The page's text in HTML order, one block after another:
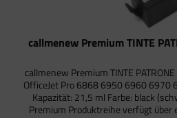
callmenew Premium TINTE
callmenew Premium TINTE
OfficeJet Pro 6868 6950 6960 6970
Kapazität: 21,5 ml Farbe: black
Premium Produktreihe verfügt über